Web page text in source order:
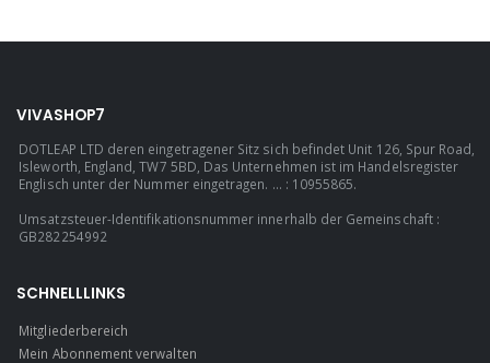
VIVASHOP7
DOTLEAP LTD deren eingetragener Sitz sich befindet Unit 126, Spur Road,
Isleworth, England, TW7 5BD, Das Unternehmen ist im Handelsregister
Englisch unter der Nummer eingetragen. ... : 10955865.
Umsatzsteuer-Identifikationsnummer innerhalb der Gemeinschaft :
GB282254992
SCHNELLLINKS
Mitgliederbereich
Mein Abonnement verwalten